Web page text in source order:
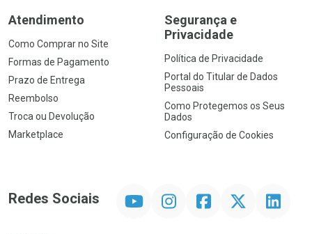
Atendimento
Como Comprar no Site
Formas de Pagamento
Prazo de Entrega
Reembolso
Troca ou Devolução
Marketplace
Segurança e
Privacidade
Política de Privacidade
Portal do Titular de Dados
Pessoais
Como Protegemos os Seus
Dados
Configuração de Cookies
Redes Sociais InstagramFacebook Linkedin